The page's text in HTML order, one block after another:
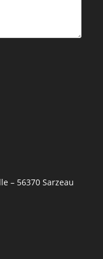
– 56370 Sarzeau